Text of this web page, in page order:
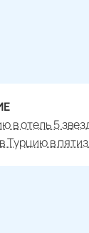
в отель 5
Турцию в